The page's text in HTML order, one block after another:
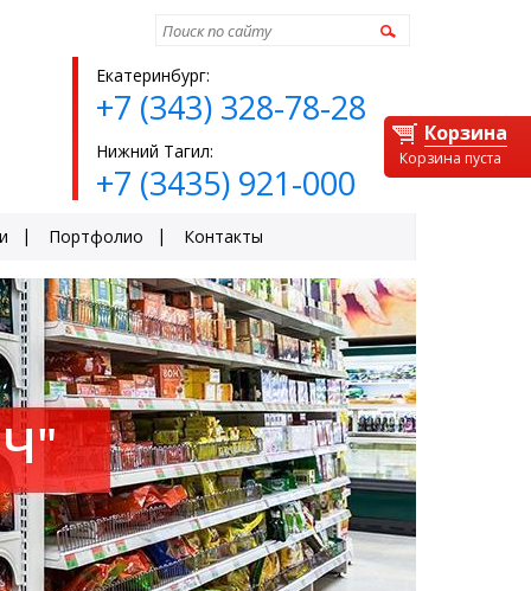
Екатеринбург:
+7 (343) 328-78-28
Нижний Тагил:
+7 (3435) 921-000
Портфолио Контакты
Корзина
Корзина пуста